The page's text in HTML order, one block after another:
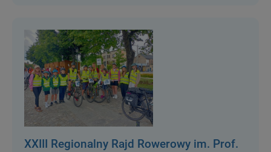
XXIII Regionalny Rajd Rowerowy im. Prof.